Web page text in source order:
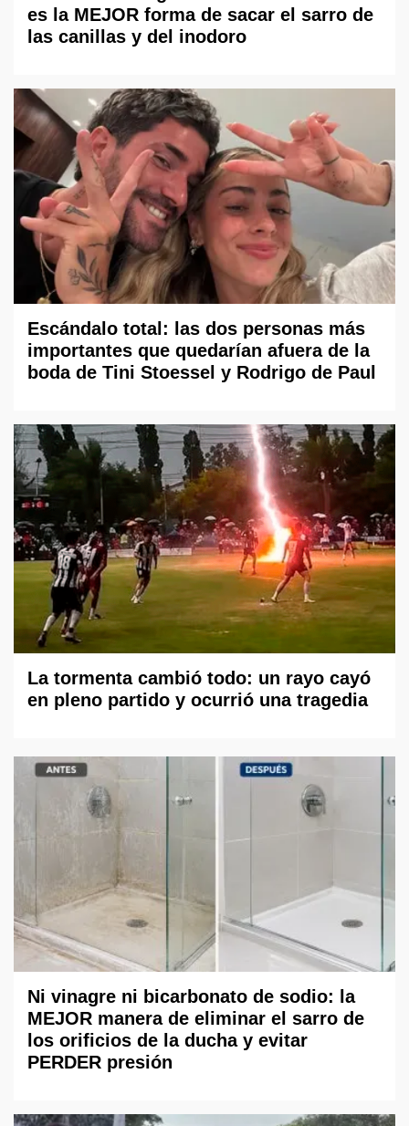
es la MEJOR forma de sacar el sarro de
las canillas y del inodoro
Escándalo total: las dos personas más
importantes que quedarían afuera de la
boda de Tini Stoessel y Rodrigo de Paul
La tormenta cambió todo: un rayo cayó
en pleno partido y ocurrió una tragedia
Ni vinagre ni bicarbonato de sodio: la
MEJOR manera de eliminar el sarro de
los orificios de la ducha y evitar
PERDER presión